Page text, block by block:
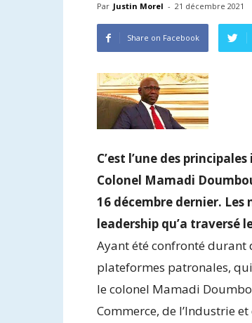
Par Justin Morel - 21 décembre 2021
Share on Facebook
C’est l’une des
Colonel Mamadi
16 décembre dernier.
leadership qu’a traversé
Ayant été confronté
plateformes patronales,
le colonel Mamadi
Commerce, de l’Industrie